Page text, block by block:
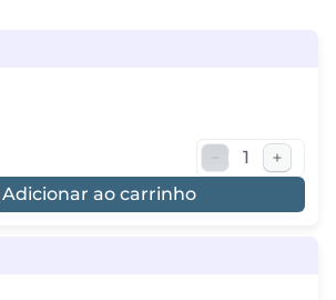
Adicionar ao carrinho